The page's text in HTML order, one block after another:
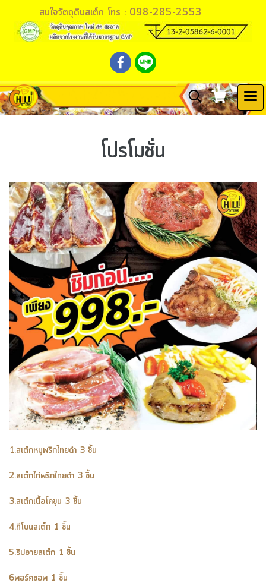
สนใจวัตถุดิบสเต็ก โทร : 098-285-2553
โปรโมชั่น
1.สเต็กหมูพริกไทยดำ 3 ชิ้น
2.สเต็กไก่พริกไทยดำ 3 ชิ้น
3.สเต็กเนื้อโคขุน 3 ชิ้น
4.ทีโบนสเต็ก 1 ชิ้น
5.ริปอายสเต็ก 1 ชิ้น
6พอร์คชอพ 1 ชิ้น